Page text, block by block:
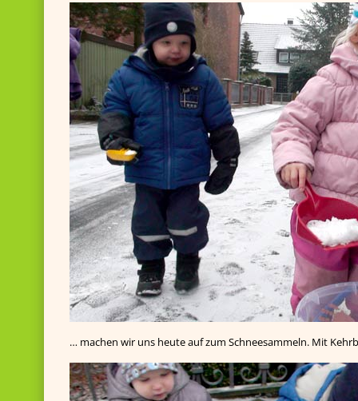
… machen wir uns heute auf zum Schneesammeln. Mit